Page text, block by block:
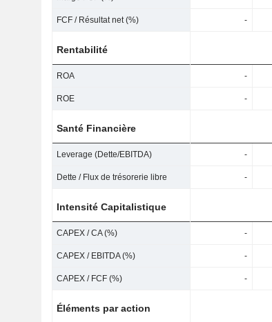
FCF / Résultat net (%) -
Rentabilité
ROA -
ROE -
Santé Financière
Leverage (Dette/EBITDA) -
Dette / Flux de trésorerie libre -
Intensité Capitalistique
CAPEX / CA (%) -
CAPEX / EBITDA (%) -
CAPEX / FCF (%) -
Éléments par action